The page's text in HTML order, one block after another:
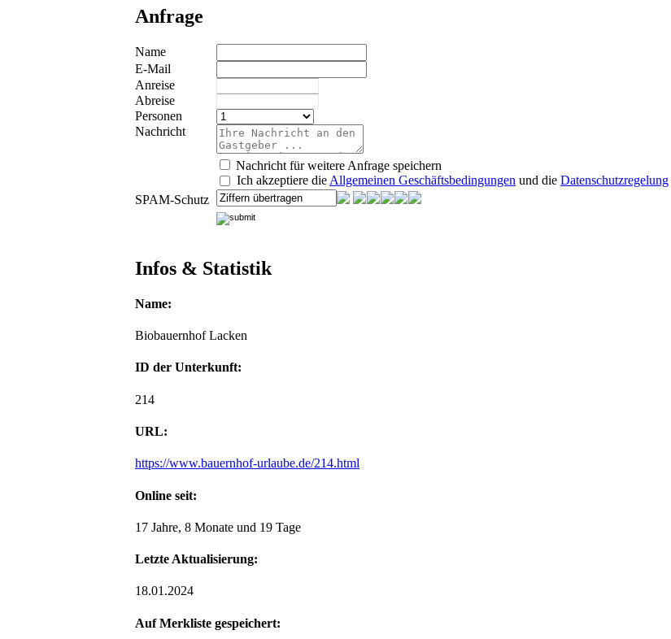
Anfrage
Name
E-Mail
Anreise
Abreise
Personen
Nachricht
Nachricht für weitere Anfrage speichern
Ich akzeptiere die Allgemeinen Geschäftsbedingungen und die Datenschutzregelung
SPAM-Schutz
Infos & Statistik
Name:
Biobauernhof Lacken
ID der Unterkunft:
214
URL:
https://www.bauernhof-urlaube.de/214.html
Online seit:
17 Jahre, 8 Monate und 19 Tage
Letzte Aktualisierung:
18.01.2024
Auf Merkliste gespeichert: